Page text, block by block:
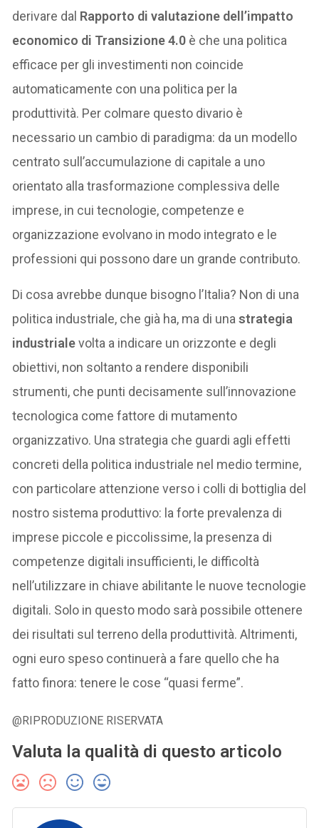
derivare dal Rapporto di valutazione dell’impatto
economico di Transizione 4.0 è che una politica
efficace per gli investimenti non coincide
automaticamente con una politica per la
produttività. Per colmare questo divario è
necessario un cambio di paradigma: da un modello
centrato sull’accumulazione di capitale a uno
orientato alla trasformazione complessiva delle
imprese, in cui tecnologie, competenze e
organizzazione evolvano in modo integrato e le
professioni qui possono dare un grande contributo.
Di cosa avrebbe dunque bisogno l’Italia? Non di una
politica industriale, che già ha, ma di unastrategia
industrialevolta a indicare un orizzonte e degli
obiettivi, non soltanto a rendere disponibili
strumenti, che punti decisamente sull’innovazione
tecnologica come fattore di mutamento
organizzativo. Una strategia che guardi agli effetti
concreti della politica industriale nel medio termine,
con particolare attenzione verso i colli di bottiglia del
nostro sistema produttivo: la forte prevalenza di
imprese piccole e piccolissime, la presenza di
competenze digitali insufficienti, le difficoltà
nell’utilizzare in chiave abilitante le nuove tecnologie
digitali. Solo in questo modo sarà possibile ottenere
dei risultati sul terreno della produttività. Altrimenti,
ogni euro speso continuerà a fare quello che ha
fatto finora: tenere le cose “quasi ferme”.
@RIPRODUZIONE RISERVATA
Valuta la qualità di questo articolo